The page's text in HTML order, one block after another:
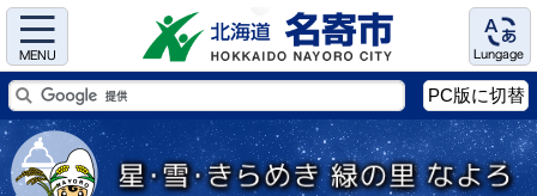
Menu Language
PC版に切替